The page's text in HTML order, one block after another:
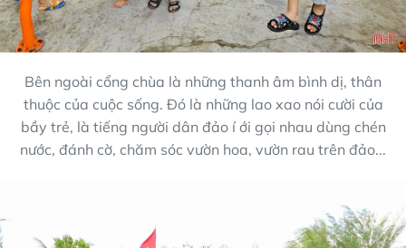
Bên ngoài cổng chùa là những thanh âm bình dị, thân
thuộc của cuộc sống. Đó là những lao xao nói cười của
bầy trẻ, là tiếng người dân đảo í ới gọi nhau dùng chén
nước, đánh cờ, chăm sóc vườn hoa, vườn rau trên đảo...